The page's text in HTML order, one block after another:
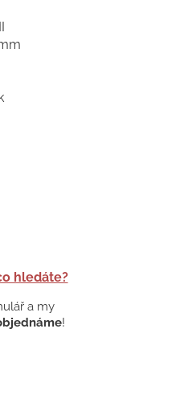
hledáte?
a my
!